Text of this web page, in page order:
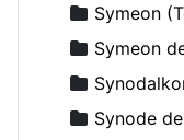
Symeon
Symeon
Synode